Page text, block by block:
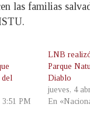
las familias
del
3:51 PM
LNB
Parque
Diablo
jueves, 4
En